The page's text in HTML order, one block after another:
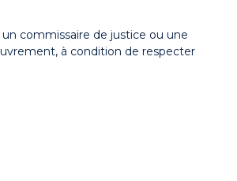
commissaire de justice ou une
à condition de respecter